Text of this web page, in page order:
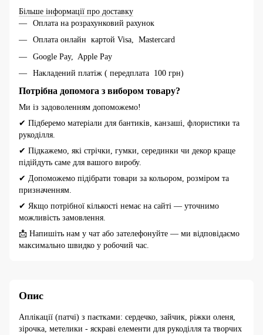
Більше інформації про доставку
Оплата на розрахунковий рахунок
Оплата онлайн картой Visa, Mastercard
Google Pay, Apple Pay
Накладений платіж ( передплата 100 грн)
Потрібна допомога з вибором товару?
Ми із задоволенням допоможемо!
✔ Підберемо матеріали для бантиків, канзаші, флористики та
рукоділля.
✔ Підкажемо, які стрічки, гумки, серединки чи декор краще
підійдуть саме для вашого виробу.
✔ Допоможемо підібрати товари за кольором, розміром та
призначенням.
✔ Якщо потрібної кількості немає на сайті — уточнимо
можливість замовлення.
📩 Напишіть нам у чат або зателефонуйте — ми відповідаємо
максимально швидко у робочий час.
Опис
Аплікації (патчі) з паєтками: сердечко, зайчик, ріжки оленя,
зірочка, метелики - яскраві елементи для рукоділля та творчих